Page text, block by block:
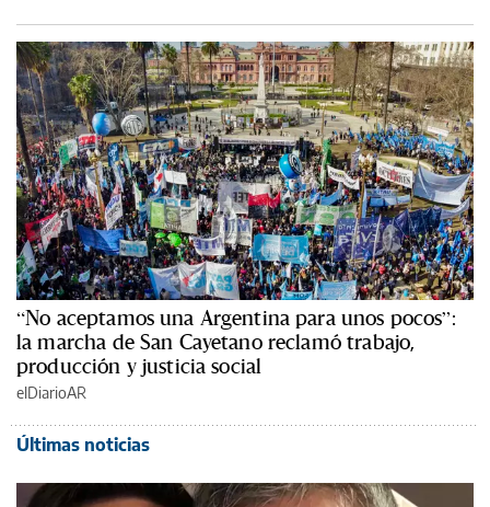
“No aceptamos una Argentina para unos pocos”:
la marcha de San Cayetano reclamó trabajo,
producción y justicia social
elDiarioAR
Últimas noticias